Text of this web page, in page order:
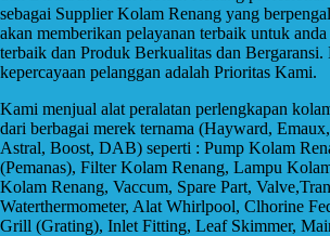
sebagai Supplier Kolam Renang yang
akan memberikan pelayanan terbaik untuk
terbaik dan Produk Berkualitas dan
kepercayaan pelanggan adalah Prioritas Kami.
Kami menjual alat peralatan perlengkapan
dari berbagai merek ternama (Hayward,
Astral, Boost, DAB) seperti : Pump Kolam
(Pemanas), Filter Kolam Renang, Lampu
Kolam Renang, Vaccum, Spare Part,
Waterthermometer, Alat Whirlpool, Clhorine
Grill (Grating), Inlet Fitting, Leaf Skimmer,